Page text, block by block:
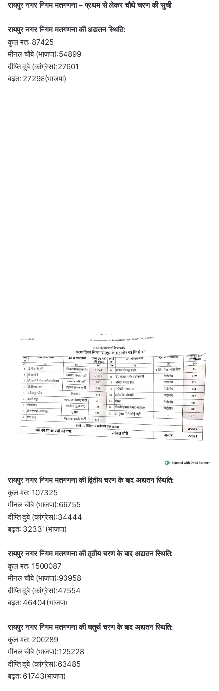
रायपुर नगर निगम मतगणना – प्रथम से लेकर चौथे चरण की सुची
रायपुर नगर निगम मतगणना की अद्यतन स्थिति:
कुल मत: 87425
मीनल चौबे (भाजपा):54899
दीप्ति दुबे (कांग्रेस):27601
बढ़त: 27298(भाजपा)
रायपुर नगर निगम मतगणना की द्वितीय चरण के बाद अद्यतन स्थिति:
कुल मत: 107325
मीनल चौबे (भाजपा):66755
दीप्ति दुबे (कांग्रेस):34444
बढ़त: 32331(भाजपा)
रायपुर नगर निगम मतगणना की तृतीय चरण के बाद अद्यतन स्थिति:
कुल मत: 1500087
मीनल चौबे (भाजपा):93958
दीप्ति दुबे (कांग्रेस):47554
बढ़त: 46404(भाजपा)
रायपुर नगर निगम मतगणना की चतुर्थ चरण के बाद अद्यतन स्थिति:
कुल मत: 200289
मीनल चौबे (भाजपा):125228
दीप्ति दुबे (कांग्रेस):63485
बढ़त: 61743(भाजपा)